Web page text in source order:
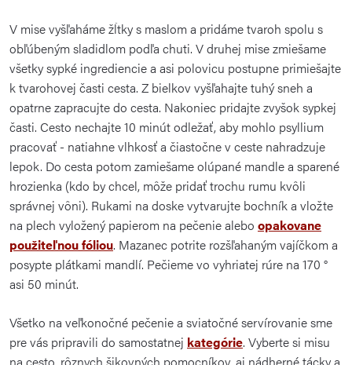
V mise vyšľaháme žĺtky s maslom a pridáme tvaroh spolu s
obľúbeným sladidlom podľa chuti. V druhej mise zmiešame
všetky sypké ingrediencie a asi polovicu postupne primiešajte
k tvarohovej časti cesta. Z bielkov vyšľahajte tuhý sneh a
opatrne zapracujte do cesta. Nakoniec pridajte zvyšok sypkej
časti. Cesto nechajte 10 minút odležať, aby mohlo psyllium
pracovať - natiahne vlhkosť a čiastočne v ceste nahradzuje
lepok. Do cesta potom zamiešame olúpané mandle a sparené
hrozienka (kdo by chcel, môže pridať trochu rumu kvôli
správnej vôni). Rukami na doske vytvarujte bochník a vložte
na plech vyložený papierom na pečenie alebo opakovane
použiteľnou fóliou. Mazanec potrite rozšľahaným vajíčkom a
posypte plátkami mandlí. Pečieme vo vyhriatej rúre na 170 °
asi 50 minút.
Všetko na veľkonočné pečenie a sviatočné servírovanie sme
pre vás pripravili do samostatnej kategórie. Vyberte si misu
na cesto, rôznych šikovných pomocníkov, aj nádherné tácky a